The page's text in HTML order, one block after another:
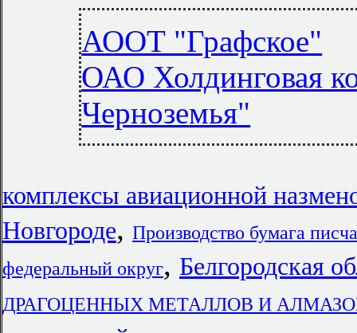
АООТ "Графское"
ОАО Холдинговая
Черноземья"
комплексы авиационной
Новгороде, Производство бумага
федеральный округ, Белгородская
ДРАГОЦЕННЫХ МЕТАЛЛОВ И АЛМАЗОВ в